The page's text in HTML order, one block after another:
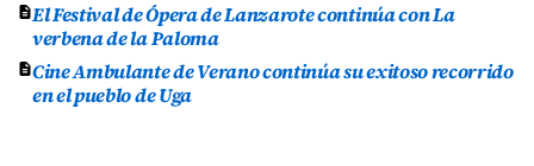
El Festival de Ópera de Lanzarote continúa con La
verbena de la Paloma
Cine Ambulante de Verano continúa su exitoso recorrido
en el pueblo de Uga